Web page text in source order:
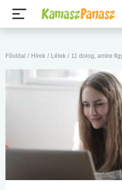
Főoldal / Hírek / Lélek / 11 dolog, amire